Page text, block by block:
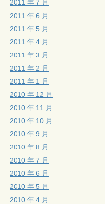
2011 年 7 月
2011 年 6 月
2011 年 5 月
2011 年 4 月
2011 年 3 月
2011 年 2 月
2011 年 1 月
2010 年 12 月
2010 年 11 月
2010 年 10 月
2010 年 9 月
2010 年 8 月
2010 年 7 月
2010 年 6 月
2010 年 5 月
2010 年 4 月